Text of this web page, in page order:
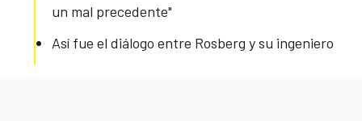
un mal precedente"
Así fue el diálogo entre Rosberg y su ingeniero